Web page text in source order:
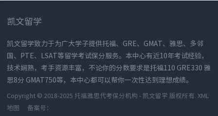
凯文留学
凯文留学致力于为广大学子提供托福、GRE、GMAT、雅思、多邻
国、PTE、LSAT等留学考试保分服务。本中心有近10年考试经验，
技术娴熟，考手资源丰富，不论你的分数要求是托福110 GRE330 雅
思8分 GMAT750等，本中心都可以帮你一次性达到理想成绩。
Copyright © 2018-2025 托福雅思代考保分机构 - 凯文留学 版权所有. XML
地图
备案号：